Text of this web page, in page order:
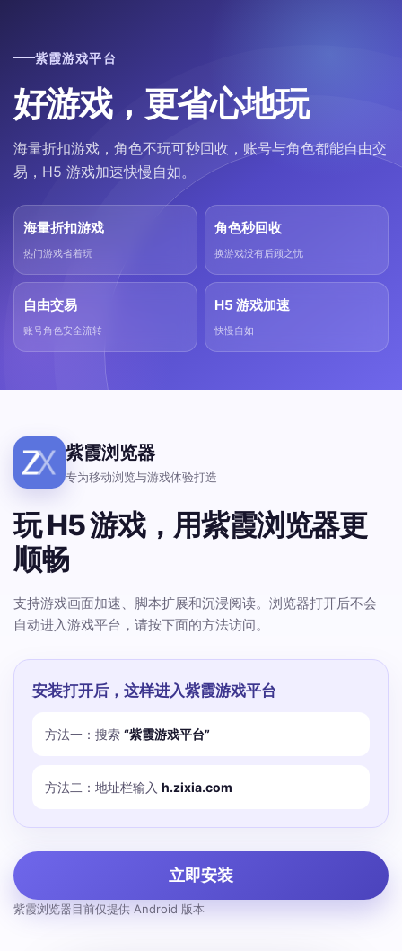
紫霞游戏平台
好游戏，更省心地玩
海量折扣游戏，角色不玩可秒回收，账号与角色都能自由交
易，H5 游戏加速快慢自如。
海量折扣游戏
热门游戏省着玩
角色秒回收
换游戏没有后顾之忧
自由交易
账号角色安全流转
H5 游戏加速
快慢自如
紫霞浏览器
专为移动浏览与游戏体验打造
玩 H5 游戏，用紫霞浏览器更
顺畅
支持游戏画面加速、脚本扩展和沉浸阅读。浏览器打开后不会
自动进入游戏平台，请按下面的方法访问。
安装打开后，这样进入紫霞游戏平台
方法一：搜索 “紫霞游戏平台”
方法二：地址栏输入 h.zixia.com
立即安装
紫霞浏览器目前仅提供 Android 版本